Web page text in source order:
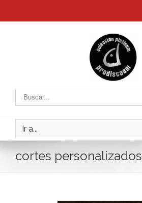
Ir a...
cortes personalizados